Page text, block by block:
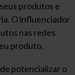
produtos e
O influenciador
nas redes
produto.
potencializar o